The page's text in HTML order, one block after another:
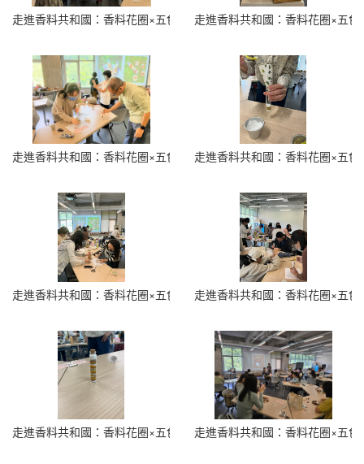
走進香料共和國：香料花圈×五色香料瓶 (2)走進香料共和國：香料花圈×五
走進香料共和國：香料花圈×五色香料瓶 (4)走進香料共和國：香料花圈×五
走進香料共和國：香料花圈×五色香料瓶 (6)走進香料共和國：香料花圈×五
走進香料共和國：香料花圈×五色香料瓶 (8)走進香料共和國：香料花圈×五